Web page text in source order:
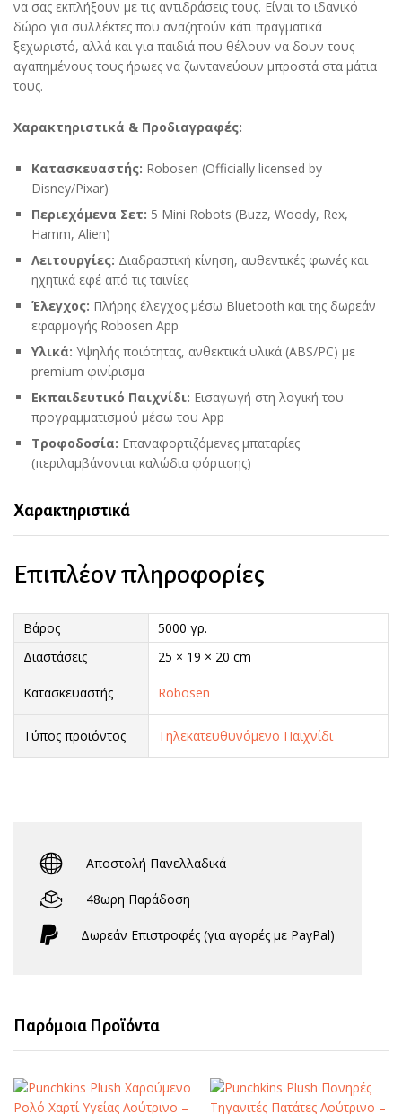
να σας εκπλήξουν με τις αντιδράσεις τους. Είναι το ιδανικό
δώρο για συλλέκτες που αναζητούν κάτι πραγματικά
ξεχωριστό, αλλά και για παιδιά που θέλουν να δουν τους
αγαπημένους τους ήρωες να ζωντανεύουν μπροστά στα μάτια
τους.
Χαρακτηριστικά & Προδιαγραφές:
Κατασκευαστής: Robosen (Officially licensed by
Disney/Pixar)
Περιεχόμενα Σετ: 5 Mini Robots (Buzz, Woody, Rex,
Hamm, Alien)
Λειτουργίες: Διαδραστική κίνηση, αυθεντικές φωνές και
ηχητικά εφέ από τις ταινίες
Έλεγχος: Πλήρης έλεγχος μέσω Bluetooth και της δωρεάν
εφαρμογής Robosen App
Υλικά: Υψηλής ποιότητας, ανθεκτικά υλικά (ABS/PC) με
premium φινίρισμα
Εκπαιδευτικό Παιχνίδι: Εισαγωγή στη λογική του
προγραμματισμού μέσω του App
Τροφοδοσία: Επαναφορτιζόμενες μπαταρίες
(περιλαμβάνονται καλώδια φόρτισης)
Χαρακτηριστικά
Επιπλέον πληροφορίες
Βάρος
5000 γρ.
Διαστάσεις
25 × 19 × 20 cm
Κατασκευαστής Robosen
Τύπος προϊόντος Τηλεκατευθυνόμενο Παιχνίδι
Αποστολή Πανελλαδικά
48ωρη Παράδοση
Δωρεάν Eπιστροφές (για αγορές με PayPal)
Παρόμοια Προϊόντα